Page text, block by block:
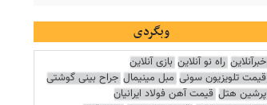
وبگردی
خبرآنلاین راه نو آنلاین بازی آنلاین
قیمت تلویزیون سونی مبل مینیمال جراح بینی گوشتی
پرشین هتل قیمت آهن فولاد ایرانیان